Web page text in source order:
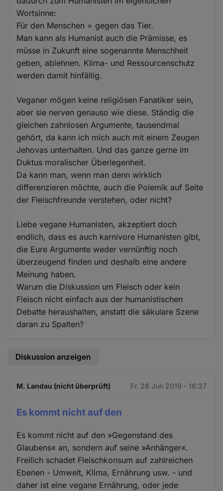
Wortsinne:
Für den Menschen = gegen das Tier.
Man kann als Humanist auch die Prämisse, es
müsse in Zukunft eine sogenannte Menschheit
geben, ablehnen. Klima- und Ressourcenschutz
werden damit hinfällig.
Veganer mögen keine religiösen Fanatiker sein,
aber sie nerven genauso wie diese. Ständig die
gleichen zahnlosen Argumente, tausendmal
gehört, da kann ich mich auch mit einem Zeugen
Jehovas unterhalten. Und das ganze gerne im
Duktus moralischer Überlegenheit.
Da kann man, wenn man denn wirklich
differenzieren möchte, auch die Polemik auf Seite
der Fleischfreunde verstehen, oder nicht?
Liebe vegane Humanisten, akzeptiert doch
endlich, dass es auch karnivore Humanisten gibt,
die Eure Argumente weder vernünftig noch
überzeugend finden und deshalb eine andere
Meinung haben.
Warum die Diskussion um Fleisch oder kein
Fleisch nicht einfach aus der humanistischen
Debatte heraushalten, anstatt die säkulare Szene
daran zu Spalten?
Diskussion anzeigen
M. Landau (nicht überprüft) Fr. 28 Jun 2019 - 16:37
Es kommt nicht auf den
Es kommt nicht auf den »Gegenstand des
Glaubens« an, sondern auf seine »Anhänger«.
Freilich schadet Fleischkonsum auf zahlreichen
Ebenen - Umwelt, Klima, Ernährung usw. - und
daher ist eine vegane Ernährung, oder jede